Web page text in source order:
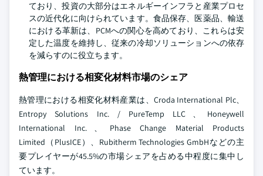
ており、投資の大部分はエネルギーインフラと産業プロセ
スの近代化に向けられています。食品保存、医薬品、輸送
における革新は、PCMへの関心を高めており、これらは安
定した温度を維持し、従来の冷却ソリューションへの依存
を減らすのに役立ちます。
熱管理における相変化材料市場のシェア
熱管理における相変化材料産業は、Croda International Plc、
Entropy Solutions Inc. / PureTemp LLC、Honeywell
International Inc.、Phase Change Material Products
Limited（PlusICE）、Rubitherm Technologies GmbHなどの主
要プレイヤーが45.5%の市場シェアを占める中程度に集中し
ています。